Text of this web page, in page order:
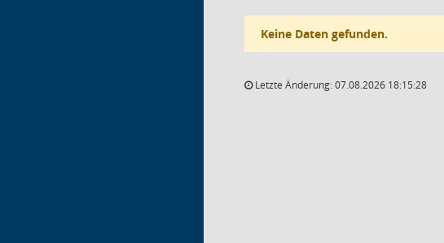
Keine Daten gefunden.
Letzte Änderung: 07.08.2026 18:15:28